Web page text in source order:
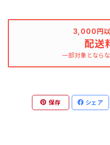
3,000円以
配送
一部対象となら
保存 シェア